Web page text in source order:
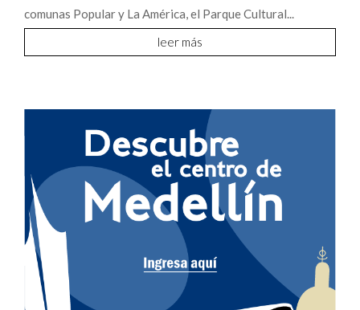
comunas Popular y La América, el Parque Cultural...
leer más